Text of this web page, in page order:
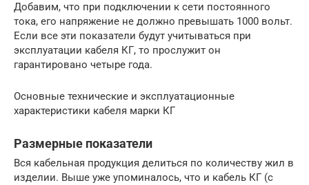
Добавим, что при подключении к сети постоянного
тока, его напряжение не должно превышать 1000 вольт.
Если все эти показатели будут учитываться при
эксплуатации кабеля КГ, то прослужит он
гарантировано четыре года.
Основные технические и эксплуатационные
характеристики кабеля марки КГ
Размерные показатели
Вся кабельная продукция делиться по количеству жил в
изделии. Выше уже упоминалось, что и кабель КГ (с